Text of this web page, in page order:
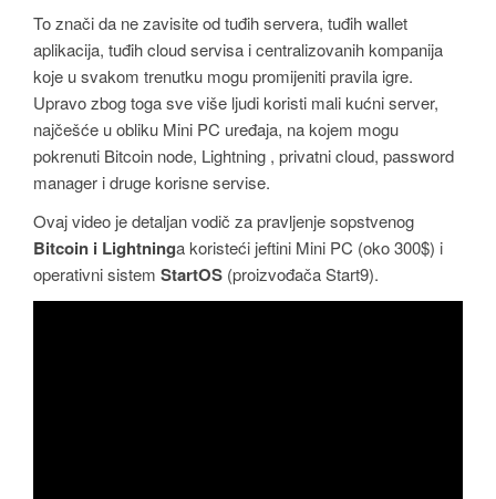
To znači da ne zavisite od tuđih servera, tuđih wallet
aplikacija, tuđih cloud servisa i centralizovanih kompanija
koje u svakom trenutku mogu promijeniti pravila igre.
Upravo zbog toga sve više ljudi koristi mali kućni server,
najčešće u obliku Mini PC uređaja, na kojem mogu
pokrenuti Bitcoin node, Lightning , privatni cloud, password
manager i druge korisne servise.
Ovaj video je detaljan vodič za pravljenje sopstvenog
Bitcoin i Lightninga koristeći jeftini Mini PC (oko 300$) i
operativni sistem StartOS (proizvođača Start9).